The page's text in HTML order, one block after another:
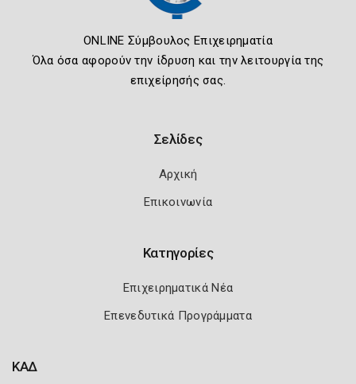
ONLINE Σύμβουλος Επιχειρηματία
Όλα όσα αφορούν την ίδρυση και την λειτουργία της
επιχείρησής σας.
Σελίδες
Αρχική
Επικοινωνία
Κατηγορίες
Επιχειρηματικά Νέα
Επενεδυτικά Προγράμματα
ΚΑΔ